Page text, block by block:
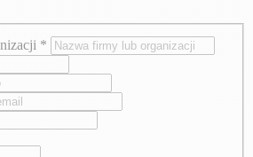
*